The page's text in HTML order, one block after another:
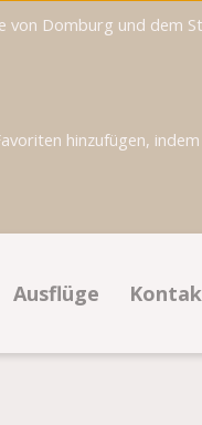
von Domburg und dem
hinzufügen,
Ausflüge